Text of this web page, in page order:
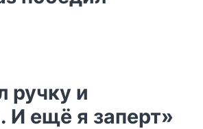
ручку и
И ещё я заперт»